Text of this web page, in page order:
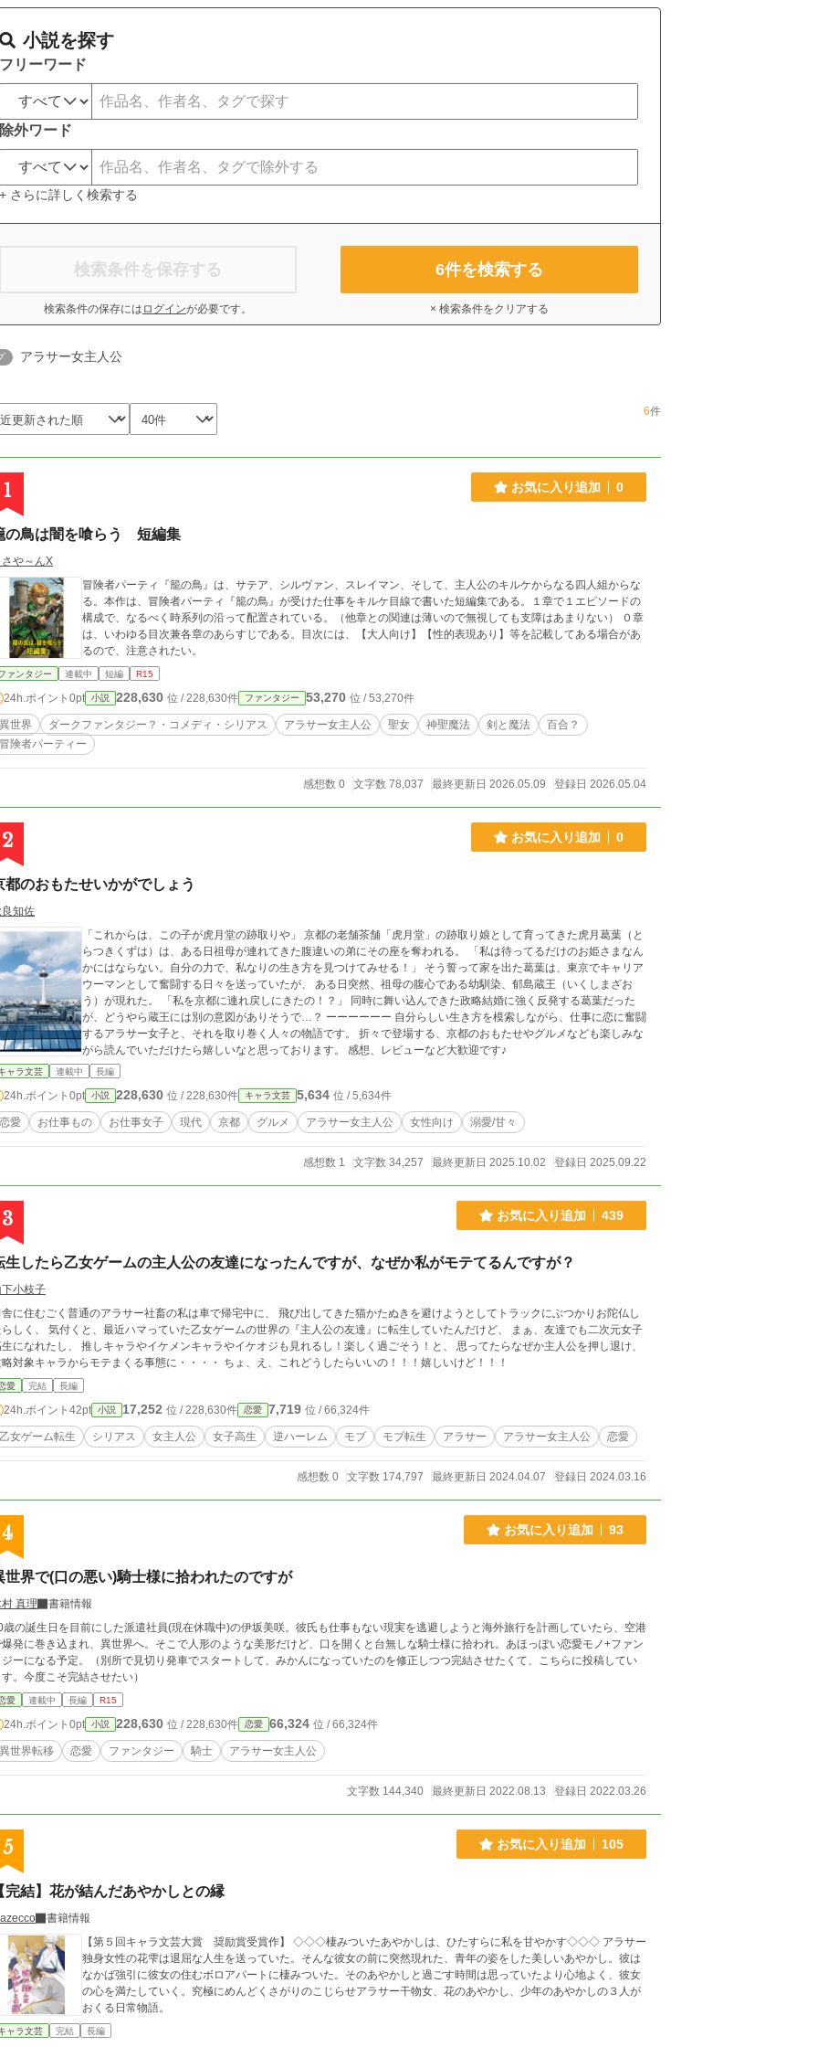
小説を探す
フリーワード
除外ワード
+ さらに詳しく検索する
検索条件を保存する
検索条件の保存には ログインが必要です。
6件を検索する
× 検索条件をクリアする
アラサー女主人公
6件
1 お気に入り追加 0
の鳥は闇を喰らう 短編集
や～んX
冒険者パーティ『籠の鳥』は、サテア、シルヴァン、スレイマン、そして、主人公のキルケからなる四人組からな
る。本作は、冒険者パーティ『籠の鳥』が受けた仕事をキルケ目線で書いた短編集である。１章で１エピソードの
構成で、なるべく時系列の沿って配置されている。（他章との関連は薄いので無視しても支障はあまりない） ０章
は、いわゆる目次兼各章のあらすじである。目次には、【大人向け】【性的表現あり】等を記載してある場合があ
るので、注意されたい。
ァンタジー 連載中 短編 R15
24h.ポイント 0pt 小説 228,630 位 / 228,630件 ファンタジー 53,270 位 / 53,270件
異世界 ダークファンタジー？・コメディ・シリアス アラサー女主人公 聖女 神聖魔法 剣と魔法
百合？
冒険者パーティー
感想数 0 文字数 78,037 最終更新日 2026.05.09 登録日 2026.05.04
2 お気に入り追加 0
都のおもたせいかがでしょう
知佐
「これからは、この子が虎月堂の跡取りや」 京都の老舗茶舗「虎月堂」の跡取り娘として育ってきた虎月葛葉（と
らつきくずは）は、ある日祖母が連れてきた腹違いの弟にその座を奪われる。 「私は待ってるだけのお姫さまなん
かにはならない。自分の力で、私なりの生き方を見つけてみせる！」 そう誓って家を出た葛葉は、東京でキャリア
ウーマンとして奮闘する日々を送っていたが、 ある日突然、祖母の腹心である幼馴染、郁島蔵王（いくしまざお
う）が現れた。 「私を京都に連れ戻しにきたの！？」 同時に舞い込んできた政略結婚に強く反発する葛葉だった
が、どうやら蔵王には別の意図がありそうで…？ ーーーーーー 自分らしい生き方を模索しながら、仕事に恋に奮闘
するアラサー女子と、それを取り巻く人々の物語です。 折々で登場する、京都のおもたせやグルメなども楽しみな
がら読んでいただけたら嬉しいなと思っております。 感想、レビューなど大歓迎です♪
ャラ文芸 連載中 長編
24h.ポイント 0pt 小説 228,630 位 / 228,630件 キャラ文芸 5,634 位 / 5,634件
恋愛 お仕事もの お仕事女子 現代 京都 グルメ アラサー女主人公 女性向け 溺愛/甘々
感想数 1 文字数 34,257 最終更新日 2025.10.02 登録日 2025.09.22
3 お気に入り追加 439
生したら乙女ゲームの主人公の友達になったんですが、なぜか私がモテてるんですが？
小枝子
に住むごく普通のアラサー社畜の私は車で帰宅中に、 飛び出してきた猫かたぬきを避けようとしてトラックにぶつかりお陀仏し
しく、 気付くと、最近ハマっていた乙女ゲームの世界の『主人公の友達』に転生していたんだけど、 まぁ、友達でも二次元女子
になれたし、 推しキャラやイケメンキャラやイケオジも見れるし！楽しく過ごそう！と、 思ってたらなぜか主人公を押し退け、
攻略対象キャラからモテまくる事態に・・・・ ちょ、え、これどうしたらいいの！！！嬉しいけど！！！
愛 完結 長編
24h.ポイント 42pt 小説 17,252 位 / 228,630件 恋愛 7,719 位 / 66,324件
乙女ゲーム転生 シリアス 女主人公 女子高生 逆ハーレム モブ モブ転生 アラサー アラサー女主人公 恋愛
感想数 0 文字数 174,797 最終更新日 2024.04.07 登録日 2024.03.16
4 お気に入り追加 93
世界で(口の悪い)騎士様に拾われたのですが
真理
書籍情報
歳の誕生日を目前にした派遣社員(現在休職中)の伊坂美咲。彼氏も仕事もない現実を逃避しようと海外旅行を計画していたら、空港
発に巻き込まれ、異世界へ。そこで人形のような美形だけど、口を開くと台無しな騎士様に拾われ。あほっぽい恋愛モノ+ファン
ーになる予定。（別所で見切り発車でスタートして、みかんになっていたのを修正しつつ完結させたくて、こちらに投稿してい
。今度こそ完結させたい）
愛 連載中 長編 R15
24h.ポイント 0pt 小説 228,630 位 / 228,630件 恋愛 66,324 位 / 66,324件
異世界転移 恋愛 ファンタジー 騎士 アラサー女主人公
文字数 144,340 最終更新日 2022.08.13 登録日 2022.03.26
5 お気に入り追加 105
完結】花が結んだあやかしとの縁
書籍情報
【第５回キャラ文芸大賞 奨励賞受賞作】 ◇◇◇棲みついたあやかしは、ひたすらに私を甘やかす◇◇◇ アラサー
独身女性の花雫は退屈な人生を送っていた。そんな彼女の前に突然現れた、青年の姿をした美しいあやかし。彼は
なかば強引に彼女の住むボロアパートに棲みついた。そのあやかしと過ごす時間は思っていたより心地よく、彼女
の心を満たしていく。究極にめんどくさがりのこじらせアラサー干物女、花のあやかし、少年のあやかしの３人が
おくる日常物語。
ャラ文芸 完結 長編